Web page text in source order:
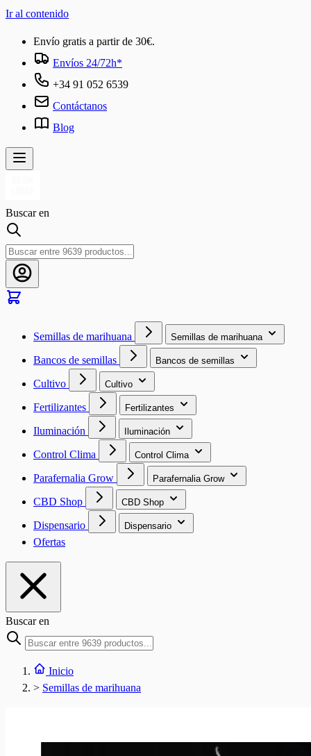
Ir al contenido
Envío gratis a partir de 30€.
Envíos 24/72h*
+34 91 052 6539
Contáctanos
Blog
Buscar en
Semillas de marihuana Semillas de marihuana
Bancos de semillas Bancos de semillas
Cultivo Cultivo
Fertilizantes Fertilizantes
Iluminación Iluminación
Control Clima Control Clima
Parafernalia Grow Parafernalia Grow
CBD Shop CBD Shop
Dispensario Dispensario
Ofertas
Buscar en
Inicio
> Semillas de marihuana